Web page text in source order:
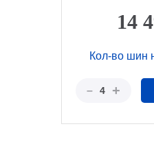
14
Кол-во шин
– 4 +